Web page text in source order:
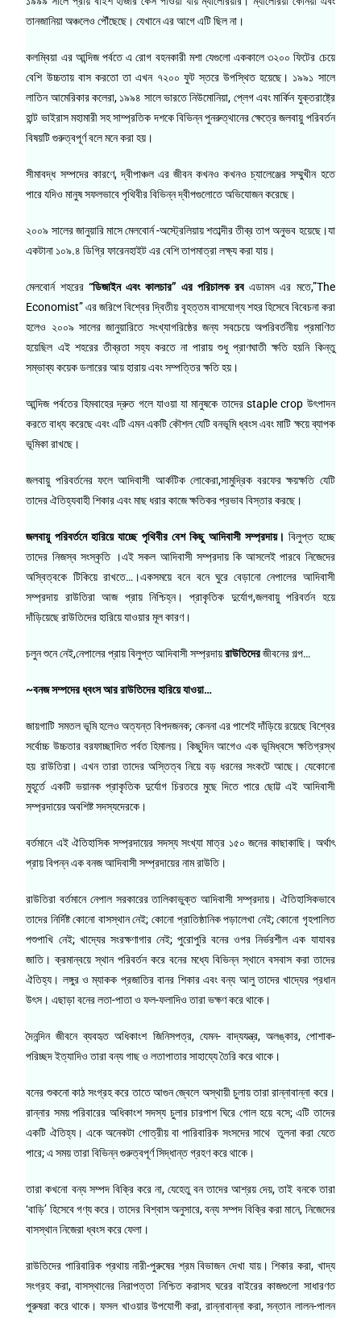
তানজানিয়া অঞ্চলেও পৌঁছেছে। যেখানে এর আগে এটি ছিল না।
কলম্বিয়া এর আন্দিজ পর্বতে এ রোগ বহনকারী মশা যেগুলো এককালে ৩২০০ ফিটের চেয়ে
বেশি উচ্চতায় বাস করতো তা এখন ৭২০০ ফুট স্তরে উপস্থিত হয়েছে। ১৯৯১ সালে
লাতিন আমেরিকার কলেরা, ১৯৯৪ সালে ভারতে নিউমোনিয়া, প্লেগ এবং মার্কিন যুক্তরাষ্ট্রে
হান্ট ভাইরাস মহামারী সহ সাম্প্রতিক দশকে বিভিন্ন পুনরুত্থানের ক্ষেত্রে জলবায়ু পরিবর্তন
বিষয়টি গুরুত্বপূর্ণ বলে মনে করা হয়।
সীমাবদ্ধ সম্পদের কারণে, দ্বীপাঞ্চল এর জীবন কখনও কখনও চ্যালেঞ্জের সম্মুখীন হতে
পারে যদিও মানুষ সফলভাবে পৃথিবীর বিভিন্ন দ্বীপগুলোতে অভিযোজন করেছে।
২০০৯ সালের জানুয়ারি মাসে মেলবোর্ন -অস্ট্রেলিয়ায় শতাব্দীর তীব্র তাপ অনুভব হয়েছে।যা
একটানা ১০৯.৪ ডিগ্রি ফারেনহাইট এর বেশি তাপমাত্রা লক্ষ্য করা যায়।
মেলবোর্ন শহরের “ডিজাইন এবং কালচার” এর পরিচালক রবএডামস এর মতে,”The
Economist” এর জরিপে বিশ্বের দ্বিতীয় বৃহত্তম বাসযোগ্য শহর হিসেবে বিবেচনা করা
হলেও ২০০৯ সালের জানুয়ারিতে সংখ্যাগরিষ্ঠের জন্য সবচেয়ে অপরিবর্তনীয় প্রমাণিত
হয়েছিল এই শহরের তীব্রতা সহ্য করতে না পারায় শুধু প্রাণঘাতী ক্ষতি হয়নি কিন্তু
সম্ভাব্য কয়েক ডলারের আয় হারায় এবং সম্পত্তির ক্ষতি হয়।
আন্দিজ পর্বতের হিমবাহের দ্রুত গলে যাওয়া যা মানুষকে তাদের staple crop উৎপাদন
করতে বাধ্য করেছে এবং এটি এমন একটি কৌশল যেটি বনভূমি ধ্বংস এবং মাটি ক্ষয়ে ব্যাপক
ভূমিকা রাখছে।
জলবায়ু পরিবর্তনের ফলে আদিবাসী আর্কটিক লোকেরা,সামুদ্রিক বরফের ক্ষয়ক্ষতি যেটি
তাদের ঐতিহ্যবাহী শিকার এবং মাছ ধরার কাজে ক্ষতিকর প্রভাব বিস্তার করছে।
জলবায়ু পরিবর্তনে হারিয়ে যাচ্ছে পৃথিবীর বেশ কিছু আদিবাসী সম্প্রদায়। বিলুপ্ত হচ্ছে
তাদের নিজস্ব সংস্কৃতি ।এই সকল আদিবাসী সম্প্রদায় কি আসলেই পারবে নিজেদের
অস্বিত্বকে টিকিয়ে রাখতে…।একসময়ে বনে বনে ঘুরে বেড়ানো নেপালের আদিবাসী
সম্প্রদায় রাউতিরা আজ প্রায় নিশ্চিহ্ন। প্রাকৃতিক দুর্যোগ,জলবায়ু পরিবর্তন হয়ে
দাঁড়িয়েছে রাউতিদের হারিয়ে যাওয়ার মূল কারণ।
চলুন শুনে নেই,নেপালের প্রায় বিলুপ্ত আদিবাসী সম্প্রদায়রাউতিদেরজীবনের গল্প…
~বনজ সম্পদের ধ্বংস আর রাউতিদের হারিয়ে যাওয়া…
জায়গাটি সমতল ভূমি হলেও অত্যন্ত বিপদজনক; কেননা এর পাশেই দাঁড়িয়ে রয়েছে বিশ্বের
সর্বোচ্চ উচ্চতার বরফাচ্ছাদিত পর্বত হিমালয়। কিছুদিন আগেও এক ভূমিধ্বসে ক্ষতিগ্রস্থ
হয় রাউতিরা। এখন তারা তাদের অস্তিত্ব নিয়ে বড় ধরনের সংকটে আছে। যেকোনো
মুহূর্তে একটি ভয়ানক প্রাকৃতিক দুর্যোগ চিরতরে মুছে দিতে পারে ছোট্ট এই আদিবাসী
সম্প্রদায়ের অবশিষ্ট সদস্যদেরকে।
বর্তমানে এই ঐতিহাসিক সম্প্রদায়ের সদস্য সংখ্যা মাত্র ১৫০ জনের কাছাকাছি। অর্থাৎ
প্রায় বিপন্ন এক বনজ আদিবাসী সম্প্রদায়ের নাম রাউতি।
রাউতিরা বর্তমানে নেপাল সরকারের তালিকাভুক্ত আদিবাসী সম্প্রদায়। ঐতিহাসিকভাবে
তাদের নির্দিষ্ট কোনো বাসস্থান নেই; কোনো প্রাতিষ্ঠানিক পড়ালেখা নেই; কোনো গৃহপালিত
পশুপাখি নেই; খাদ্যের সংরক্ষণাগার নেই; পুরোপুরি বনের ওপর নির্ভরশীল এক যাযাবর
জাতি। ক্রমান্বয়ে স্থান পরিবর্তন করে বনের মধ্যে বিভিন্ন স্থানে বসবাস করা তাদের
ঐতিহ্য। লঙ্গুর ও ম্যাকক প্রজাতির বানর শিকার এবং বন্য আলু তাদের খাদ্যের প্রধান
উৎস। এছাড়া বনের লতা-পাতা ও ফল-ফলাদিও তারা ভক্ষণ করে থাকে।
দৈনন্দিন জীবনে ব্যবহৃত অধিকাংশ জিনিসপত্র, যেমন- বাদ্যযন্ত্র, অলঙ্কার, পোশাক-
পরিচ্ছদ ইত্যাদিও তারা বন্য গাছ ও লতাপাতার সাহায্যে তৈরি করে থাকে।
বনের শুকনো কাঠ সংগ্রহ করে তাতে আগুন জ্বেলে অস্থায়ী চুলায় তারা রান্নাবান্না করে।
রান্নার সময় পরিবারের অধিকাংশ সদস্য চুলার চারপাশ ঘিরে গোল হয়ে বসে; এটি তাদের
একটি ঐতিহ্য। একে অনেকটা গোত্রীয় বা পারিবারিক সংসদের সাথে তুলনা করা যেতে
পারে; এ সময় তারা বিভিন্ন গুরুত্বপূর্ণ সিদ্ধান্ত গ্রহণ করে থাকে।
তারা কখনো বন্য সম্পদ বিক্রি করে না, যেহেতু বন তাদের আশ্রয় দেয়, তাই বনকে তারা
‘বাড়ি’ হিসেবে গণ্য করে। তাদের বিশ্বাস অনুসারে, বন্য সম্পদ বিক্রি করা মানে, নিজেদের
বাসস্থান নিজেরা ধ্বংস করে ফেলা।
রাউতিদের পারিবারিক প্রথায় নারী-পুরুষের শ্রম বিভাজন দেখা যায়। শিকার করা, খাদ্য
সংগ্রহ করা, বাসস্থানের নিরাপত্তা নিশ্চিত করাসহ ঘরের বাইরের কাজগুলো সাধারণত
পুরুষরা করে থাকে। ফসল খাওয়ার উপযোগী করা, রান্নাবান্না করা, সন্তান লালন-পালন